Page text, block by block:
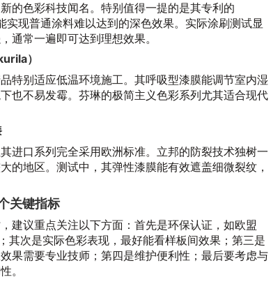
的色彩科技闻名。特别值得一提的是其专利的
实现普通涂料难以达到的深色效果。实际涂刷测试显
通常一遍即可达到理想效果。
）
特别适应低温环境施工。其呼吸型漆膜能调节室内湿
也不易发霉。芬琳的极简主义色彩系列尤其适合现代
进口系列完全采用欧洲标准。立邦的防裂技术独树一
的地区。测试中，其弹性漆膜能有效遮盖细微裂纹，
关键指标
建议重点关注以下方面：首先是环保认证，如欧盟
其次是实际色彩表现，最好能看样板间效果；第三是
果需要专业技师；第四是维护便利性；最后要考虑与
。